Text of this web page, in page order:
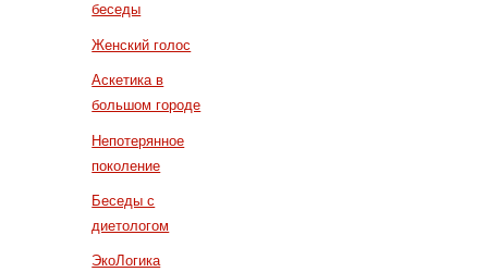
беседы
Женский голос
Аскетика в
большом городе
Непотерянное
поколение
Беседы с
диетологом
ЭкоЛогика